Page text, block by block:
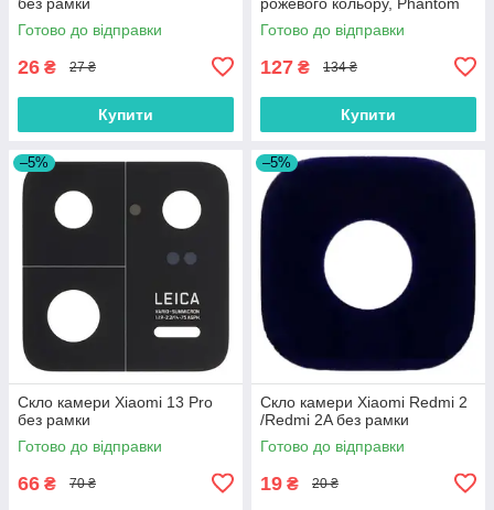
Готово до відправки
26 ₴ 27 ₴
Купити
Pink /Phantom Violet /Phantom
Red
Готово до відправки
127 ₴ 134 ₴
Купити
–5%
Скло камери Xiaomi 13 Pro
без рамки
Готово до відправки
66 ₴ 70 ₴
–5%
Скло камери Xiaomi Redmi 2
/Redmi 2A без рамки
Готово до відправки
19 ₴ 20 ₴